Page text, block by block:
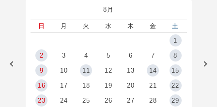
8月
日 月 火 水 木 金
土
1
2 3 4 5 6 7 8
9 10 11 12 13 14 15
16 17 18 19 20 21 22
23 24 25 26 27 28 29